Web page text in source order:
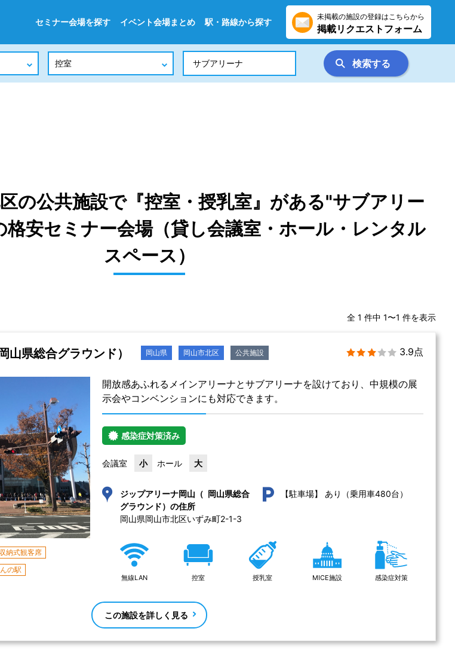
セミナー会場を探す イベント会場まとめ 駅・路線から探す
未掲載の施設の登録はこちらから
掲載リクエストフォーム
検索する
の公共施設で『控室・授乳室』がある"サブアリー
格安セミナー会場（貸し会議室・ホール・レンタル
スペース）
全 1 件中 1〜1 件を表示
山県総合グラウンド） 岡山県 岡山市北区 公共施設 3.9点
納式観客席
の駅
開放感あふれるメインアリーナとサブアリーナを設けており、中規模の展
示会やコンベンションにも対応できます。
感染症対策済み
会議室 小 ホール 大
ジップアリーナ岡山（ 岡山県総合
グラウンド）の住所
岡山県岡山市北区いずみ町2-1-3
【駐車場】 あり（乗用車480台）
無線LAN 控室 授乳室 MICE施設 感染症対策
この施設を詳しく見る